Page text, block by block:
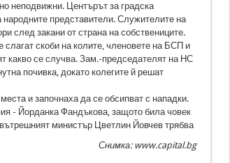
неподвижни. Центърът за градска
народните представители. Служителите на
след закани от страна на собствениците.
скоби на колите, членовете на БСП и
какво се случва. Зам.-председателят на НС
почивка, докато колегите й решат
и започнаха да се обсипват с нападки.
- Йорданка Фандъкова, защото била човек
министър Цветлин Йовчев трябва
Снимка: www.capital.bg